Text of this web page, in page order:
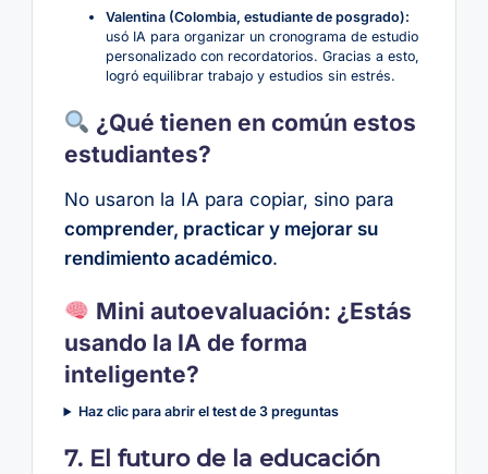
Valentina (Colombia, estudiante de posgrado):
usó IA para organizar un cronograma de estudio
personalizado con recordatorios. Gracias a esto,
logró equilibrar trabajo y estudios sin estrés.
¿Qué tienen en común estos
estudiantes?
No usaron la IA para copiar, sino para
comprender, practicar y mejorar su
rendimiento académico.
Mini autoevaluación: ¿Estás
usando la IA de forma
inteligente?
Haz clic para abrir el test de 3 preguntas
7. El futuro de la educación